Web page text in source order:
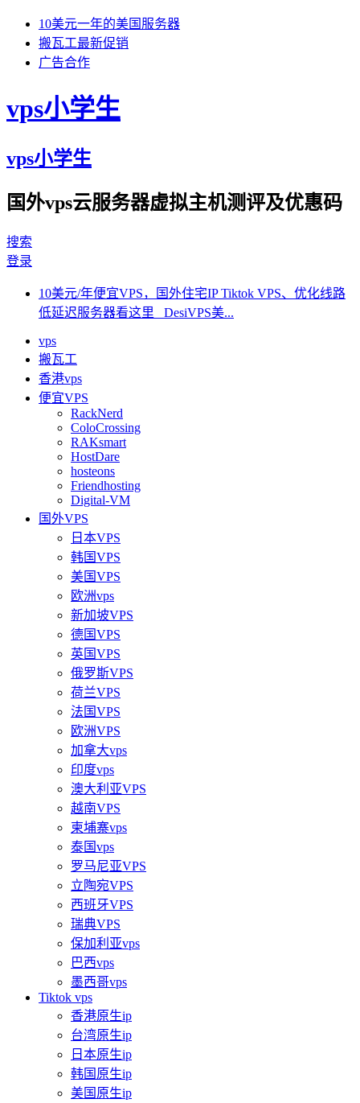
10美元一年的美国服务器
搬瓦工最新促销
广告合作
vps小学生
vps小学生
国外vps云服务器虚拟主机测评及优惠码
搜索
登录
10美元/年便宜VPS，国外住宅IP Tiktok VPS、优化线路
低延迟服务器看这里 DesiVPS美...
vps
搬瓦工
香港vps
便宜VPS
RackNerd
ColoCrossing
RAKsmart
HostDare
hosteons
Friendhosting
Digital-VM
国外VPS
日本VPS
韩国VPS
美国VPS
欧洲vps
新加坡VPS
德国VPS
英国VPS
俄罗斯VPS
荷兰VPS
法国VPS
欧洲VPS
加拿大vps
印度vps
澳大利亚VPS
越南VPS
柬埔寨vps
泰国vps
罗马尼亚VPS
立陶宛VPS
西班牙VPS
瑞典VPS
保加利亚vps
巴西vps
墨西哥vps
Tiktok vps
香港原生ip
台湾原生ip
日本原生ip
韩国原生ip
美国原生ip